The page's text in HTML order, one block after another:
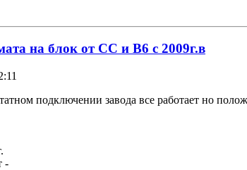
на блок от CC и B6 c 2009г.в
подключении завода все работает но
-